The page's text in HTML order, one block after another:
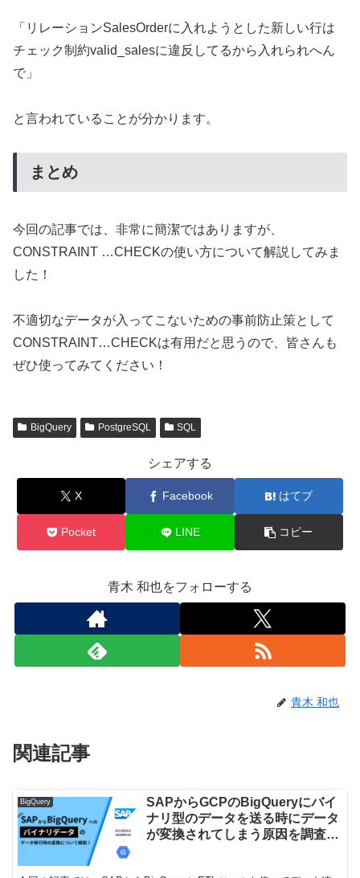
「リレーションSalesOrderに入れようとした新しい行は
チェック制約valid_salesに違反してるから入れられへん
で」
と言われていることが分かります。
まとめ
今回の記事では、非常に簡潔ではありますが、
CONSTRAINT …CHECKの使い方について解説してみま
した！
不適切なデータが入ってこないための事前防止策として
CONSTRAINT…CHECKは有用だと思うので、皆さんも
ぜひ使ってみてください！
BigQuery PostgreSQL SQL
シェアする
X Facebook はてブ
Pocket LINE コピー
青木 和也をフォローする
青木 和也
関連記事
BigQuery
SAPからGCPのBigQueryにバイ
ナリ型のデータを送る時にデータ
が変換されてしまう原因を調査し